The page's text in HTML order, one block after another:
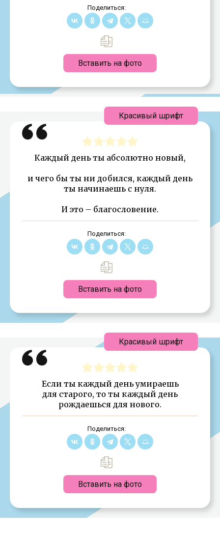
Поделиться:
Вставить на фото
Каждый день ты абсолютно новый,
и чего бы ты ни добился, каждый день
ты начинаешь с нуля.
И это – благословение.
Поделиться:
Вставить на фото
Красивый шрифт
Если ты каждый день умираешь
для старого, то ты каждый день
рождаешься для нового.
Поделиться:
Вставить на фото
Красивый шрифт